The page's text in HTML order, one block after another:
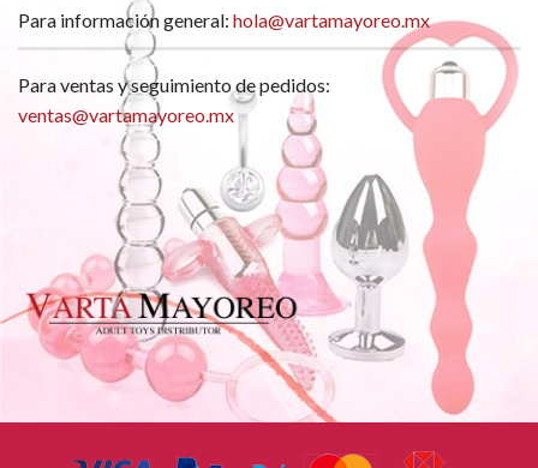
Para información general: hola@vartamayoreo.mx
Para ventas y seguimiento de pedidos:
ventas@vartamayoreo.mx